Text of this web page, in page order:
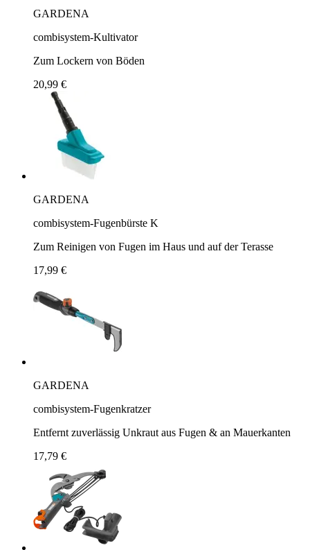
GARDENA
combisystem-Kultivator
Zum Lockern von Böden
20,99 €
GARDENA
combisystem-Fugenbürste K
Zum Reinigen von Fugen im Haus und auf der Terasse
17,99 €
GARDENA
combisystem-Fugenkratzer
Entfernt zuverlässig Unkraut aus Fugen & an Mauerkanten
17,79 €